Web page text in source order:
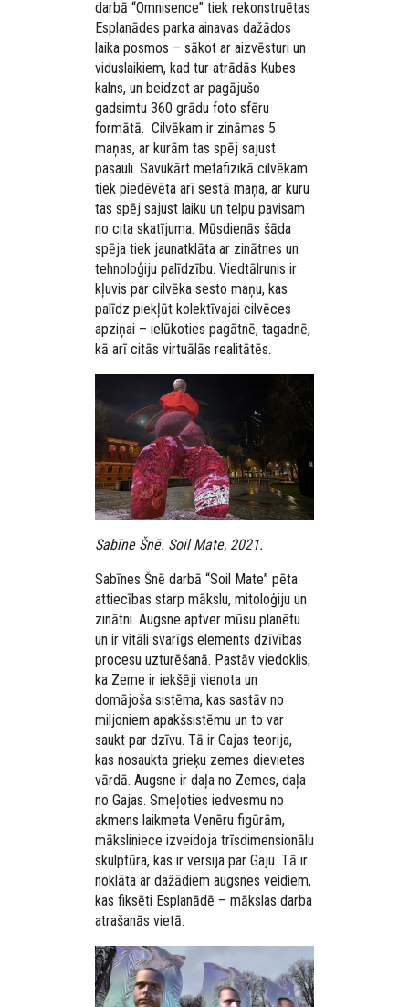
darbā “Omnisence” tiek rekonstruētas
Esplanādes parka ainavas dažādos
laika posmos – sākot ar aizvēsturi un
viduslaikiem, kad tur atrādās Kubes
kalns, un beidzot ar pagājušo
gadsimtu 360 grādu foto sfēru
formātā. Cilvēkam ir zināmas 5
maņas, ar kurām tas spēj sajust
pasauli. Savukārt metafizikā cilvēkam
tiek piedēvēta arī sestā maņa, ar kuru
tas spēj sajust laiku un telpu pavisam
no cita skatījuma. Mūsdienās šāda
spēja tiek jaunatklāta ar zinātnes un
tehnoloģiju palīdzību. Viedtālrunis ir
kļuvis par cilvēka sesto maņu, kas
palīdz piekļūt kolektīvajai cilvēces
apziņai – ielūkoties pagātnē, tagadnē,
kā arī citās virtuālās realitātēs.
Sabīne Šnē. Soil Mate, 2021.
Sabīnes Šnē darbā “Soil Mate” pēta
attiecības starp mākslu, mitoloģiju un
zinātni. Augsne aptver mūsu planētu
un ir vitāli svarīgs elements dzīvības
procesu uzturēšanā. Pastāv viedoklis,
ka Zeme ir iekšēji vienota un
domājoša sistēma, kas sastāv no
miljoniem apakšsistēmu un to var
saukt par dzīvu. Tā ir Gajas teorija,
kas nosaukta grieķu zemes dievietes
vārdā. Augsne ir daļa no Zemes, daļa
no Gajas. Smeļoties iedvesmu no
akmens laikmeta Venēru figūrām,
māksliniece izveidoja trīsdimensionālu
skulptūra, kas ir versija par Gaju. Tā ir
noklāta ar dažādiem augsnes veidiem,
kas fiksēti Esplanādē – mākslas darba
atrašanās vietā.